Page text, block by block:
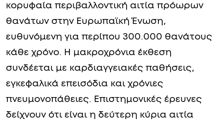
κορυφαία περιβαλλοντική αιτία πρόωρων
θανάτων στην Ευρωπαϊκή Ένωση,
ευθυνόμενη για περίπου 300.000 θανάτους
κάθε χρόνο. Η μακροχρόνια έκθεση
συνδέεται με καρδιαγγειακές παθήσεις,
εγκεφαλικά επεισόδια και χρόνιες
πνευμονοπάθειες. Επιστημονικές έρευνες
δείχνουν ότι είναι η δεύτερη κύρια αιτία